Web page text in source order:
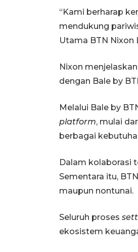
“Kami berharap
mendukung
Utama BTN Nixon
Nixon
dengan Bale by
Melalui Bale by
platform, mulai
berbagai
Dalam kolaborasi
Sementara itu,
maupun nontunai.
Seluruh proses
ekosistem